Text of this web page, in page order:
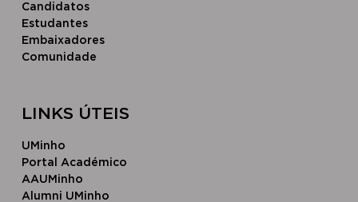
Candidatos
Estudantes
Embaixadores
Comunidade
LINKS ÚTEIS
UMinho
Portal Académico
AAUMinho
Alumni UMinho